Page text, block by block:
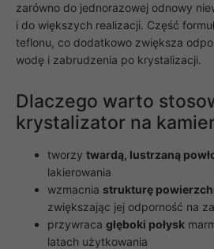
zarówno do jednorazowej odnowy
i do większych realizacji. Część
teflonu, co dodatkowo zwiększa
wodę i zabrudzenia po krystalizacji.
Dlaczego warto
krystalizator na
tworzy twardą, lustrzaną
lakierowania
wzmacnia strukturę
zwiększając jej odporność na
przywraca głęboki połysk
latach użytkowania